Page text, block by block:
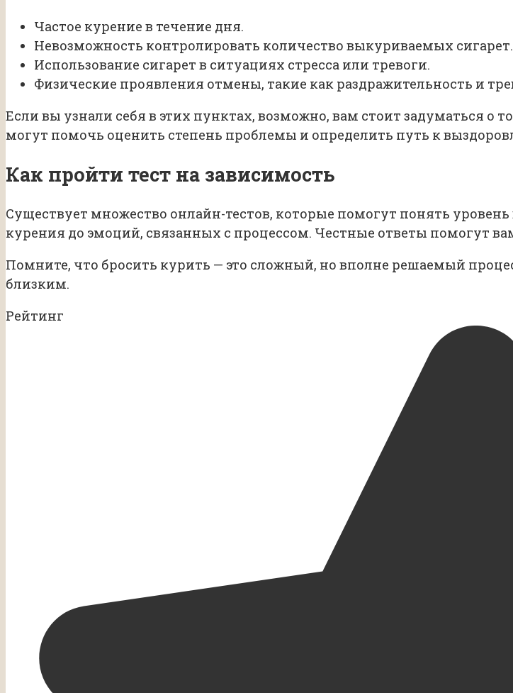
Частое курение в течение дня.
Невозможность контролировать количество выкуриваемых сигарет.
Использование сигарет в ситуациях стресса или тревоги.
Физические проявления отмены, такие как раздражительность и
Если вы узнали себя в этих пунктах, возможно, вам стоит задуматься о
могут помочь оценить степень проблемы и определить путь к
Как пройти тест на зависимость
Существует множество онлайн-тестов, которые помогут понять
курения до эмоций, связанных с процессом. Честные ответы помогут
Помните, что бросить курить — это сложный, но вполне решаемый
близким.
Рейтинг